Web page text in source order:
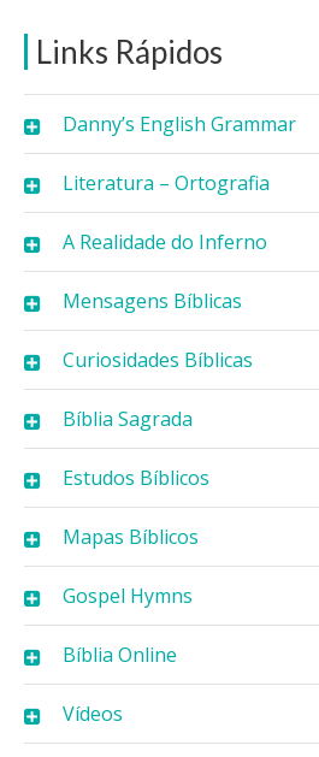
Links Rápidos
Danny’s English Grammar
Literatura – Ortografia
A Realidade do Inferno
Mensagens Bíblicas
Curiosidades Bíblicas
Bíblia Sagrada
Estudos Bíblicos
Mapas Bíblicos
Gospel Hymns
Bíblia Online
Vídeos